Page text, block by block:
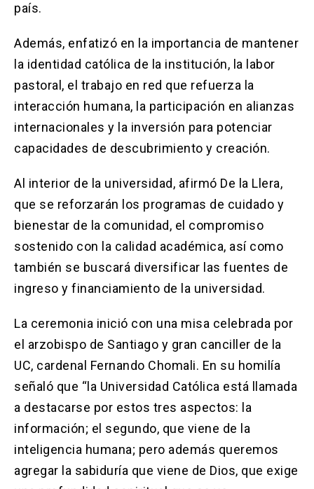
país.
Además, enfatizó en la importancia de mantener
la identidad católica de la institución, la labor
pastoral, el trabajo en red que refuerza la
interacción humana, la participación en alianzas
internacionales y la inversión para potenciar
capacidades de descubrimiento y creación.
Al interior de la universidad, afirmó De la Llera,
que se reforzarán los programas de cuidado y
bienestar de la comunidad, el compromiso
sostenido con la calidad académica, así como
también se buscará diversificar las fuentes de
ingreso y financiamiento de la universidad.
La ceremonia inició con una misa celebrada por
el arzobispo de Santiago y gran canciller de la
UC, cardenal Fernando Chomali. En su homilía
señaló que “la Universidad Católica está llamada
a destacarse por estos tres aspectos: la
información; el segundo, que viene de la
inteligencia humana; pero además queremos
agregar la sabiduría que viene de Dios, que exige